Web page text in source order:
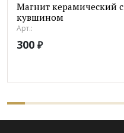
Магнит керамический с
кувшином
Арт.:
300 ₽